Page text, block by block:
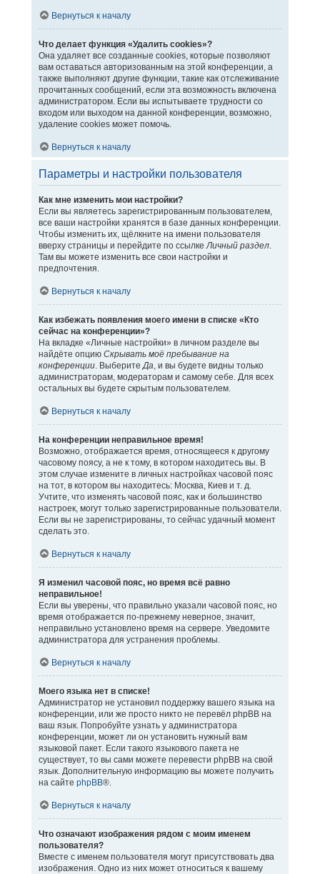
Вернуться к началу
Что делает функция «Удалить cookies»?
Она удаляет все созданные cookies, которые позволяют
вам оставаться авторизованным на этой конференции, а
также выполняют другие функции, такие как отслеживание
прочитанных сообщений, если эта возможность включена
администратором. Если вы испытываете трудности со
входом или выходом на данной конференции, возможно,
удаление cookies может помочь.
Вернуться к началу
Параметры и настройки пользователя
Как мне изменить мои настройки?
Если вы являетесь зарегистрированным пользователем,
все ваши настройки хранятся в базе данных конференции.
Чтобы изменить их, щёлкните на имени пользователя
вверху страницы и перейдите по ссылкеЛичный раздел.
Там вы можете изменить все свои настройки и
предпочтения.
Вернуться к началу
Как избежать появления моего имени в списке «Кто
сейчас на конференции»?
На вкладке «Личные настройки» в личном разделе вы
найдёте опцию Скрывать моё пребывание на
конференции. ВыберитеДа, и вы будете видны только
администраторам, модераторам и самому себе. Для всех
остальных вы будете скрытым пользователем.
Вернуться к началу
На конференции неправильное время!
Возможно, отображается время, относящееся к другому
часовому поясу, а не к тому, в котором находитесь вы. В
этом случае измените в личных настройках часовой пояс
на тот, в котором вы находитесь: Москва, Киев и т. д.
Учтите, что изменять часовой пояс, как и большинство
настроек, могут только зарегистрированные пользователи.
Если вы не зарегистрированы, то сейчас удачный момент
сделать это.
Вернуться к началу
Я изменил часовой пояс, но время всё равно
неправильное!
Если вы уверены, что правильно указали часовой пояс, но
время отображается по-прежнему неверное, значит,
неправильно установлено время на сервере. Уведомите
администратора для устранения проблемы.
Вернуться к началу
Моего языка нет в списке!
Администратор не установил поддержку вашего языка на
конференции, или же просто никто не перевёл phpBB на
ваш язык. Попробуйте узнать у администратора
конференции, может ли он установить нужный вам
языковой пакет. Если такого языкового пакета не
существует, то вы сами можете перевести phpBB на свой
язык. Дополнительную информацию вы можете получить
на сайте phpBB®.
Вернуться к началу
Что означают изображения рядом с моим именем
пользователя?
Вместе с именем пользователя могут присутствовать два
изображения. Одно из них может относиться к вашему